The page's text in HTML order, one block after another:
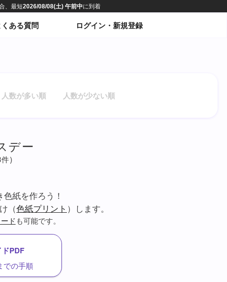
くある質問 ログイン・新規登録
人数が多い順 人数が少ない順
デー
)
紙を作ろう！
（色紙プリント ）します。
ド も可能です。
PDF
での手順